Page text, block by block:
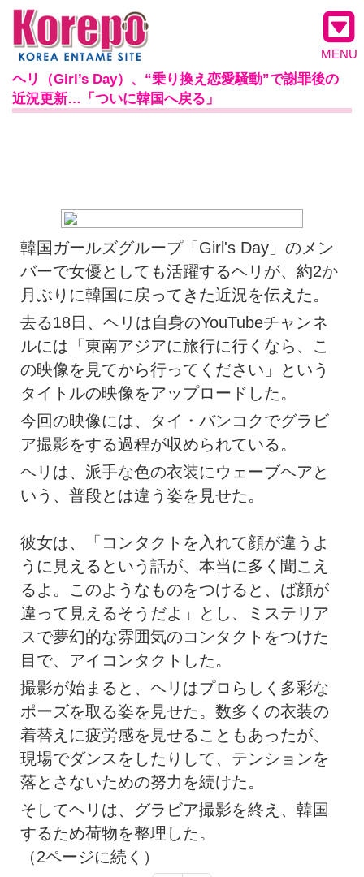
MENU
ヘリ（Girl’s Day）、“乗り換え恋愛騒動”で謝罪後の
近況更新…「ついに韓国へ戻る」
韓国ガールズグループ「Girl's Day」のメン
バーで女優としても活躍するヘリが、約2か
月ぶりに韓国に戻ってきた近況を伝えた。
去る18日、ヘリは自身のYouTubeチャンネ
ルには「東南アジアに旅行に行くなら、こ
の映像を見てから行ってください」という
タイトルの映像をアップロードした。
今回の映像には、タイ・バンコクでグラビ
ア撮影をする過程が収められている。
ヘリは、派手な色の衣装にウェーブヘアと
いう、普段とは違う姿を見せた。
彼女は、「コンタクトを入れて顔が違うよ
うに見えるという話が、本当に多く聞こえ
るよ。このようなものをつけると、ば顔が
違って見えるそうだよ」とし、ミステリア
スで夢幻的な雰囲気のコンタクトをつけた
目で、アイコンタクトした。
撮影が始まると、ヘリはプロらしく多彩な
ポーズを取る姿を見せた。数多くの衣装の
着替えに疲労感を見せることもあったが、
現場でダンスをしたりして、テンションを
落とさないための努力を続けた。
そしてヘリは、グラビア撮影を終え、韓国
するため荷物を整理した。
（2ページに続く）